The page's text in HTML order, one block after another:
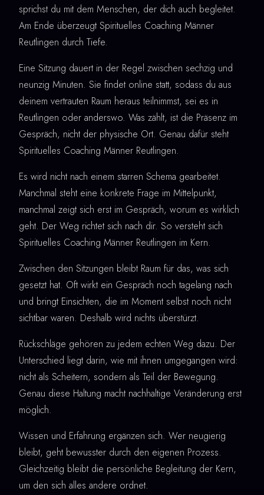
sprichst du mit dem Menschen, der dich auch begleitet.
Am Ende überzeugt Spirituelles Coaching Männer
Reutlingen durch Tiefe.
Eine Sitzung dauert in der Regel zwischen sechzig und
neunzig Minuten. Sie findet online statt, sodass du aus
deinem vertrauten Raum heraus teilnimmst, sei es in
Reutlingen oder anderswo. Was zählt, ist die Präsenz im
Gespräch, nicht der physische Ort. Genau dafür steht
Spirituelles Coaching Männer Reutlingen.
Es wird nicht nach einem starren Schema gearbeitet.
Manchmal steht eine konkrete Frage im Mittelpunkt,
manchmal zeigt sich erst im Gespräch, worum es wirklich
geht. Der Weg richtet sich nach dir. So versteht sich
Spirituelles Coaching Männer Reutlingen im Kern.
Zwischen den Sitzungen bleibt Raum für das, was sich
gesetzt hat. Oft wirkt ein Gespräch noch tagelang nach
und bringt Einsichten, die im Moment selbst noch nicht
sichtbar waren. Deshalb wird nichts überstürzt.
Rückschläge gehören zu jedem echten Weg dazu. Der
Unterschied liegt darin, wie mit ihnen umgegangen wird:
nicht als Scheitern, sondern als Teil der Bewegung.
Genau diese Haltung macht nachhaltige Veränderung erst
möglich.
Wissen und Erfahrung ergänzen sich. Wer neugierig
bleibt, geht bewusster durch den eigenen Prozess.
Gleichzeitig bleibt die persönliche Begleitung der Kern,
um den sich alles andere ordnet.